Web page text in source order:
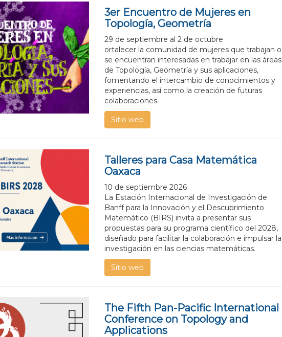
de
3er Encuentro de Mujeres en
Topología, Geometría
29 de septiembre al 2 de octubre
ortalecer la comunidad de mujeres que trabajan o
se encuentran interesadas en trabajar en las áreas
de Topología, Geometría y sus aplicaciones,
fomentando el intercambio de conocimientos y
experiencias, así como la creación de futuras
colaboraciones.
Sitio web
Talleres para Casa Matemática
Oaxaca
10 de septiembre 2026
La Estación Internacional de Investigación de
Banff para la Innovación y el Descubrimiento
Matemático (BIRS) invita a presentar sus
propuestas para su programa científico del 2028,
diseñado para facilitar la colaboración e impulsar la
investigación en las ciencias matemáticas.
Sitio web
The Fifth Pan-Pacific International
Conference on Topology and
Applications